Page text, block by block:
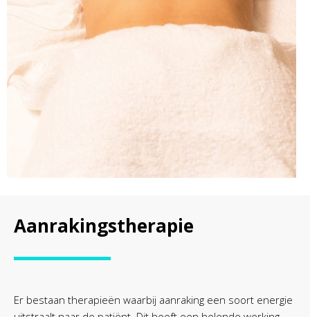
Aanrakingstherapie
Er bestaan therapieën waarbij aanraking een soort energie